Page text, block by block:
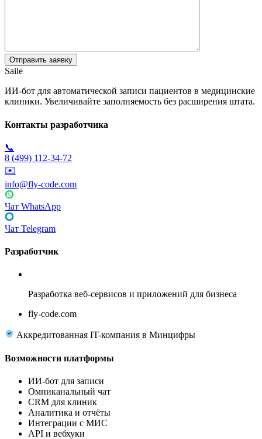
Saile
ИИ-бот для автоматической записи пациентов в медицинские
клиники. Увеличивайте заполняемость без расширения штата.
Контакты разработчика
📞
8 (499) 112-34-72
✉️
info@fly-code.com
Чат WhatsApp
Чат Telegram
Разработчик
Разработка веб-сервисов и приложений для бизнеса
fly-code.com
Аккредитованная IT-компания в Минцифры
Возможности платформы
ИИ-бот для записи
Омниканальный чат
CRM для клиник
Аналитика и отчёты
Интеграции с МИС
API и вебхуки